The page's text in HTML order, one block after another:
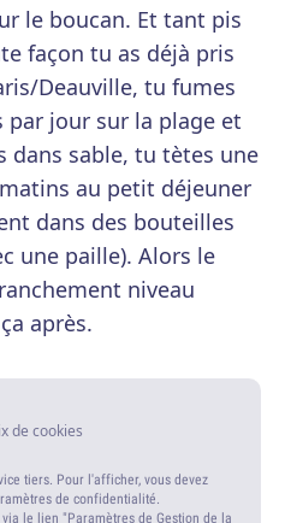
le boucan. Et tant pis
façon tu as déjà pris
Deauville, tu fumes
jour sur la plage et
dans sable, tu tètes une
au petit déjeuner
dans des bouteilles
une paille). Alors le
niveau
après.
de cookies
tiers. Pour l'afficher, vous devez
de confidentialité.
le lien "Paramètres de Gestion de la